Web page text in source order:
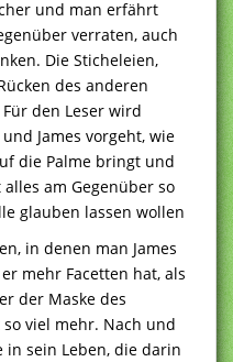
und man erfährt
verraten, auch
Die Sticheleien,
des anderen
den Leser wird
James vorgeht, wie
die Palme bringt und
am Gegenüber so
glauben lassen wollen
in denen man James
mehr Facetten hat, als
der Maske des
viel mehr. Nach und
in sein Leben, die darin